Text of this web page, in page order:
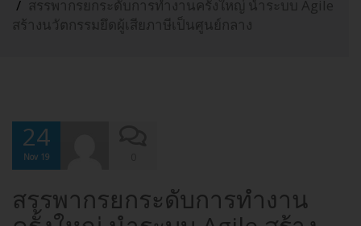
สรรพากรยกระดับการทำงานครั้งใหญ่ นำระบบ Agile
สร้างนวัตกรรมยึดผู้เสียภาษีเป็นศูนย์กลาง
24
Nov 19
สรรพากรยกระดับการทำงาน